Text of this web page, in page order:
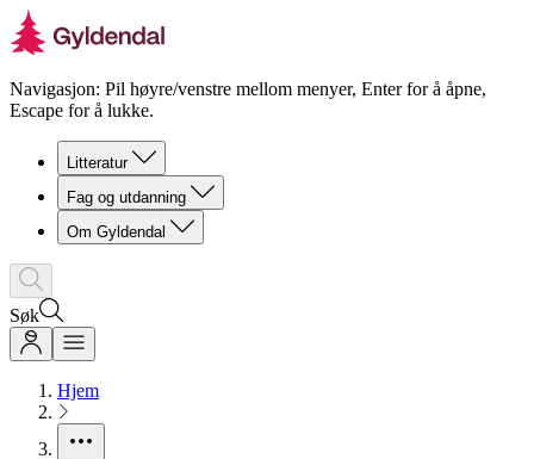
Navigasjon: Pil høyre/venstre mellom menyer, Enter for å åpne,
Escape for å lukke.
Litteratur
Fag og utdanning
Om Gyldendal
Søk
Hjem